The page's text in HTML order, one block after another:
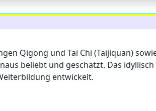
Qigong und Tai Chi (Taijiquan)
beliebt und geschätzt. Das
entwickelt.